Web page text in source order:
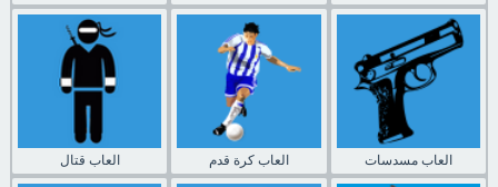
العاب قتال العاب كرة قدم العاب مسدسات